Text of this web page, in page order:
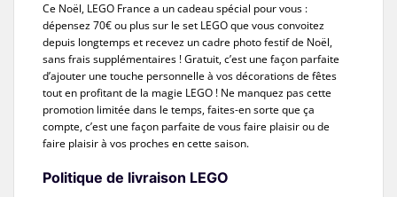
Ce Noël, LEGO France a un cadeau spécial pour vous :
dépensez 70€ ou plus sur le set LEGO que vous convoitez
depuis longtemps et recevez un cadre photo festif de Noël,
sans frais supplémentaires ! Gratuit, c’est une façon parfaite
d’ajouter une touche personnelle à vos décorations de fêtes
tout en profitant de la magie LEGO ! Ne manquez pas cette
promotion limitée dans le temps, faites-en sorte que ça
compte, c’est une façon parfaite de vous faire plaisir ou de
faire plaisir à vos proches en cette saison.
Politique de livraison LEGO